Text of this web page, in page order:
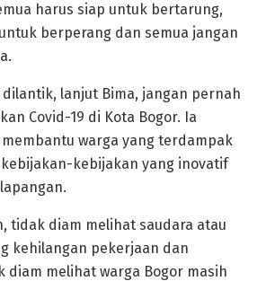
harus siap untuk bertarung,
berperang dan semua jangan
lanjut Bima, jangan pernah
Covid-19 di Kota Bogor. Ia
warga yang terdampak
kebijakan yang inovatif
tidak diam melihat saudara atau
kehilangan pekerjaan dan
diam melihat warga Bogor masih